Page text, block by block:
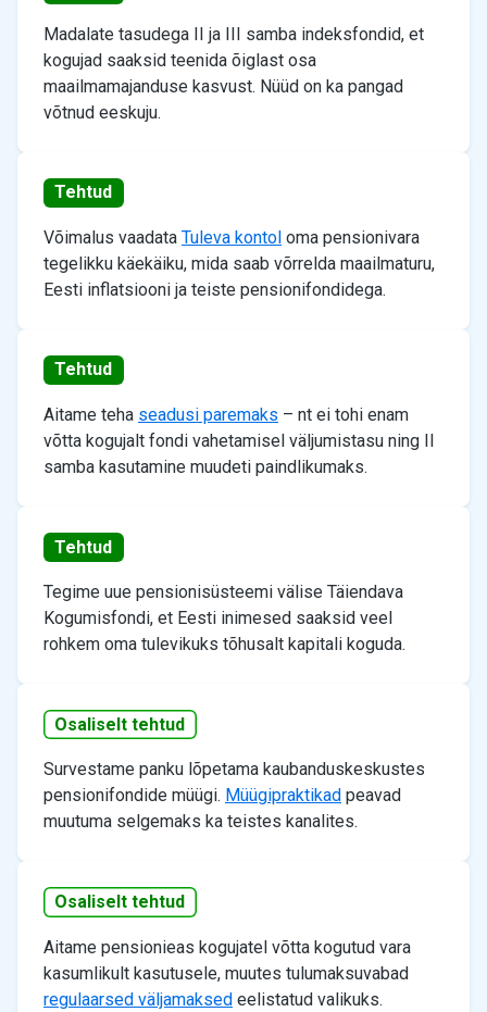
Madalate tasudega II ja III samba indeksfondid, et
kogujad saaksid teenida õiglast osa
maailmamajanduse kasvust. Nüüd on ka pangad
võtnud eeskuju.
Tehtud
Võimalus vaadata Tuleva kontol oma pensionivara
tegelikku käekäiku, mida saab võrrelda maailmaturu,
Eesti inflatsiooni ja teiste pensionifondidega.
Tehtud
Aitame teha seadusi paremaks – nt ei tohi enam
võtta kogujalt fondi vahetamisel väljumistasu ning II
samba kasutamine muudeti paindlikumaks.
Tehtud
Tegime uue pensionisüsteemi välise Täiendava
Kogumisfondi, et Eesti inimesed saaksid veel
rohkem oma tulevikuks tõhusalt kapitali koguda.
Osaliselt tehtud
Survestame panku lõpetama kaubanduskeskustes
pensionifondide müügi. Müügipraktikad peavad
muutuma selgemaks ka teistes kanalites.
Osaliselt tehtud
Aitame pensionieas kogujatel võtta kogutud vara
kasumlikult kasutusele, muutes tulumaksuvabad
regulaarsed väljamaksed eelistatud valikuks.